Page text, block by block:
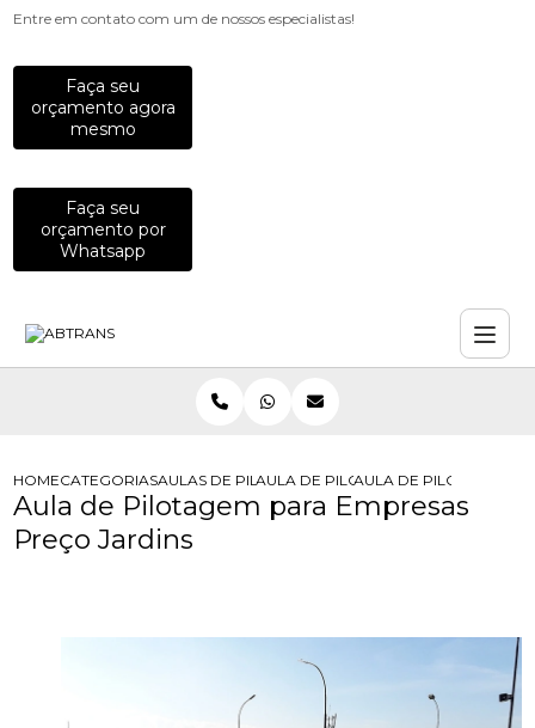
Entre em contato com um de nossos especialistas!
Faça seu
orçamento agora
mesmo
Faça seu
orçamento por
Whatsapp
HOMECATEGORIASAULAS DE PILOTAGEM PARA EMPRESAS
AULA DE PILOTAGEM DEFENSIVA
AULA DE PILOTAGEM
Aula de Pilotagem para Empresas
Preço Jardins